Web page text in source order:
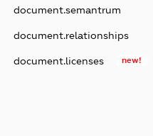
document.semantrum
document.relationships
document.licenses new!